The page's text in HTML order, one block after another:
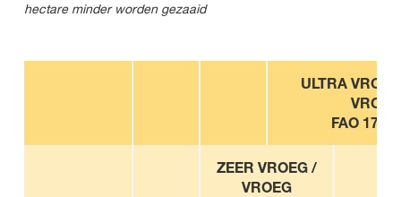
hectare minder worden gezaaid
ULTRA
VROEG
FAO 170 -
ZEER VROEG /
VROEG